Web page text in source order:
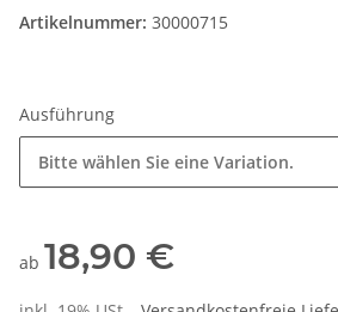
Artikelnummer: 30000715
Ausführung
Bitte wählen Sie eine Variation.
ab 18,90 €